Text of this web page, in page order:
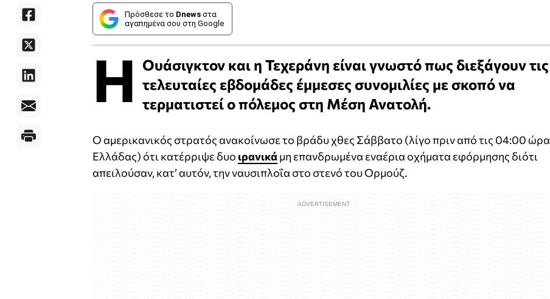
Πρόσθεσε το Dnews στα
αγαπημένα σου στη Google
Η Ουάσιγκτον και η Τεχεράνη είναι γνωστό πως διεξάγουν τις
τελευταίες εβδομάδες έμμεσες συνομιλίες με σκοπό να
τερματιστεί ο πόλεμος στη Μέση Ανατολή.
Ο αμερικανικός στρατός ανακοίνωσε το βράδυ χθες Σάββατο (λίγο πριν από τις 04:00 ώρα
Ελλάδας) ότι κατέρριψε δυο ιρανικά μη επανδρωμένα εναέρια οχήματα εφόρμησης διότι
απειλούσαν, κατ’ αυτόν, την ναυσιπλοΐα στο στενό του Ορμούζ.